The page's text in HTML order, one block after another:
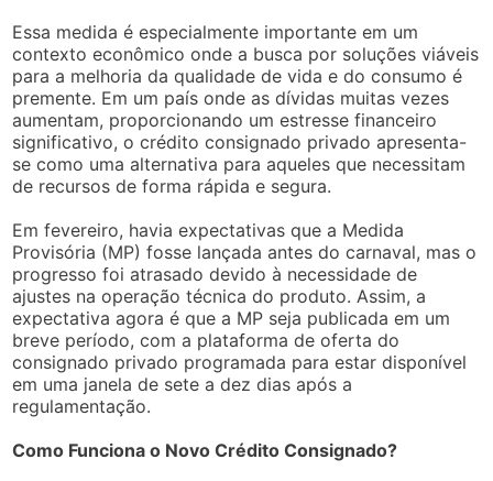
Essa medida é especialmente importante em um
contexto econômico onde a busca por soluções viáveis
para a melhoria da qualidade de vida e do consumo é
premente. Em um país onde as dívidas muitas vezes
aumentam, proporcionando um estresse financeiro
significativo, o crédito consignado privado apresenta-
se como uma alternativa para aqueles que necessitam
de recursos de forma rápida e segura.
Em fevereiro, havia expectativas que a Medida
Provisória (MP) fosse lançada antes do carnaval, mas o
progresso foi atrasado devido à necessidade de
ajustes na operação técnica do produto. Assim, a
expectativa agora é que a MP seja publicada em um
breve período, com a plataforma de oferta do
consignado privado programada para estar disponível
em uma janela de sete a dez dias após a
regulamentação.
Como Funciona o Novo Crédito Consignado?